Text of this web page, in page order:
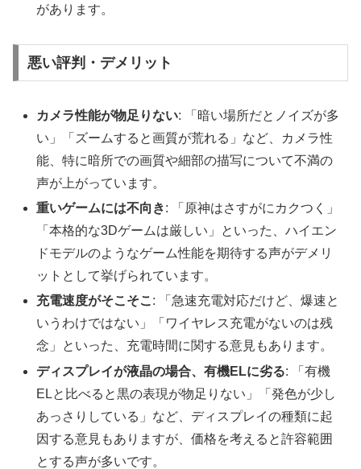
があります。
悪い評判・デメリット
カメラ性能が物足りない: 「暗い場所だとノイズが多
い」「ズームすると画質が荒れる」など、カメラ性
能、特に暗所での画質や細部の描写について不満の
声が上がっています。
重いゲームには不向き: 「原神はさすがにカクつく」
「本格的な3Dゲームは厳しい」といった、ハイエン
ドモデルのようなゲーム性能を期待する声がデメリ
ットとして挙げられています。
充電速度がそこそこ : 「急速充電対応だけど、爆速と
いうわけではない」「ワイヤレス充電がないのは残
念」といった、充電時間に関する意見もあります。
ディスプレイが液晶の場合、有機ELに劣る: 「有機
ELと比べると黒の表現が物足りない」「発色が少し
あっさりしている」など、ディスプレイの種類に起
因する意見もありますが、価格を考えると許容範囲
とする声が多いです。